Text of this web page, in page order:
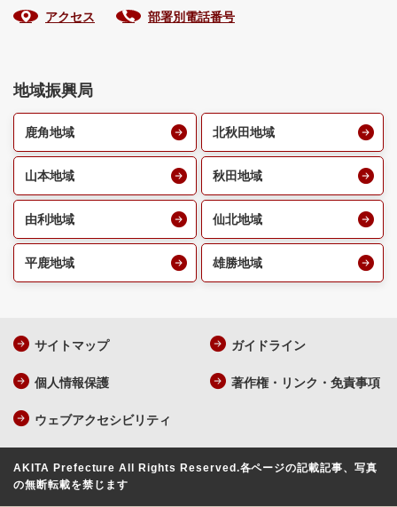
アクセス 部署別電話番号
地域振興局
鹿角地域 北秋田地域
山本地域 秋田地域
由利地域 仙北地域
平鹿地域 雄勝地域
サイトマップ ガイドライン
個人情報保護 著作権・リンク・免責事項
ウェブアクセシビリティ
AKITA Prefecture All Rights Reserved.各ページの記載記事、写真
の無断転載を禁じます